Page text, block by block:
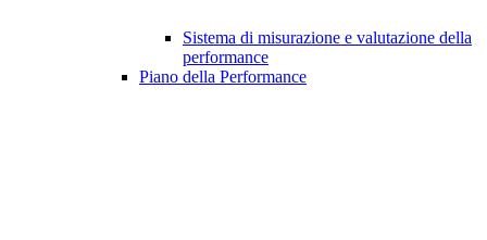
Sistema di misurazione e valutazione della
performance
Piano della Performance